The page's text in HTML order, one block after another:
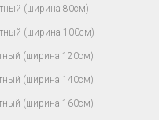
(ширина 80см)
(ширина 100см)
(ширина 120см)
(ширина 140см)
(ширина 160см)